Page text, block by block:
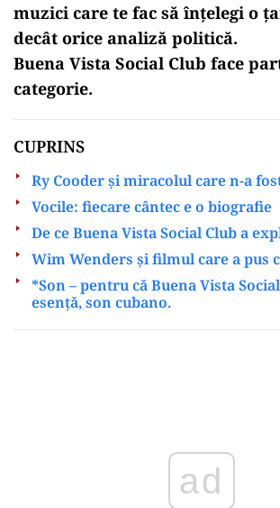
muzici care te fac să înțelegi o
decât orice analiză politică.
Buena Vista Social Club face
categorie.
CUPRINS
Ry Cooder și miracolul care n-a
Vocile: fiecare cântec e o biografie
De ce Buena Vista Social Club a
Wim Wenders și filmul care a pus
*Son – pentru că Buena Vista
esență, son cubano.
ad